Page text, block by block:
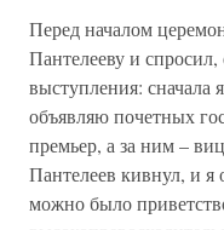
Перед началом
Пантелееву и
выступления: сначала
объявляю почетных
премьер, а за ним –
Пантелеев кивнул, и я
можно было